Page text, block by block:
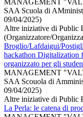
MANAGEMENT
SAA Scuola di
09/04/2025)
Altre iniziative di Public
(Organizzatore/
Broglio/Lafdaigui/
hackathon Digitalization
organizzato per gli
MANAGEMENT
SAA Scouola di
09/04/2025)
Altre iniziative di Public
La Perla: le catena di